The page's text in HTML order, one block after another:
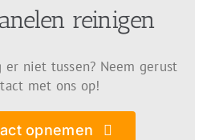
reinigen
er niet tussen? Neem gerust
met ons op!
opnemen